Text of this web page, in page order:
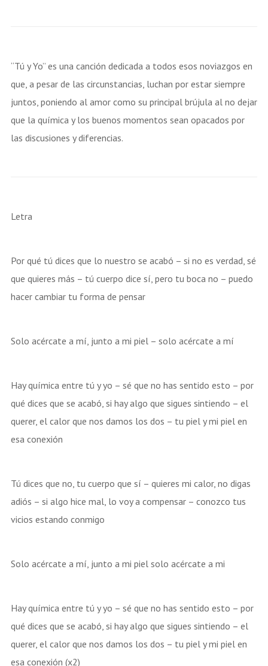
“Tú y Yo” es una canción dedicada a todos esos noviazgos en
que, a pesar de las circunstancias, luchan por estar siempre
juntos, poniendo al amor como su principal brújula al no dejar
que la química y los buenos momentos sean opacados por
las discusiones y diferencias.
Letra
Por qué tú dices que lo nuestro se acabó – si no es verdad, sé
que quieres más – tú cuerpo dice sí, pero tu boca no – puedo
hacer cambiar tu forma de pensar
Solo acércate a mí, junto a mi piel – solo acércate a mí
Hay química entre tú y yo – sé que no has sentido esto – por
qué dices que se acabó, si hay algo que sigues sintiendo – el
querer, el calor que nos damos los dos – tu piel y mi piel en
esa conexión
Tú dices que no, tu cuerpo que sí – quieres mi calor, no digas
adiós – si algo hice mal, lo voy a compensar – conozco tus
vicios estando conmigo
Solo acércate a mí, junto a mi piel solo acércate a mi
Hay química entre tú y yo – sé que no has sentido esto – por
qué dices que se acabó, si hay algo que sigues sintiendo – el
querer, el calor que nos damos los dos – tu piel y mi piel en
esa conexión (x2)